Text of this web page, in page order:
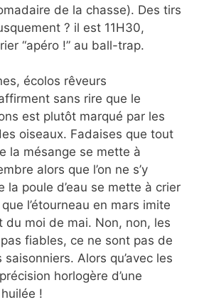
de la chasse). Des tirs
? il est 11H30,
“apéro !” au ball-trap.
écolos rêveurs
sans rire que le
est plutôt marqué par les
oiseaux. Fadaises que tout
la mésange se mette à
alors que l’on ne s’y
la poule d’eau se mette à crier
l’étourneau en mars imite
du moi de mai. Non, non, les
fiables, ce ne sont pas de
Alors qu’avec les
horlogère d’une
!